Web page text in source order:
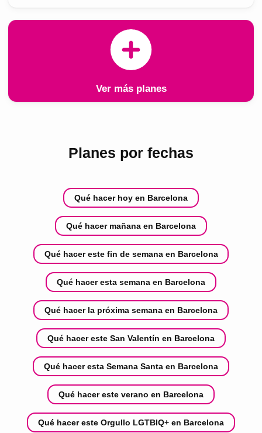
Ver más planes
Planes por fechas
Qué hacer hoy en Barcelona
Qué hacer mañana en Barcelona
Qué hacer este fin de semana en Barcelona
Qué hacer esta semana en Barcelona
Qué hacer la próxima semana en Barcelona
Qué hacer este San Valentín en Barcelona
Qué hacer esta Semana Santa en Barcelona
Qué hacer este verano en Barcelona
Qué hacer este Orgullo LGTBIQ+ en Barcelona